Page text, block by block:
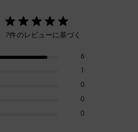
7件のレビューに基づく
6
1
0
0
0